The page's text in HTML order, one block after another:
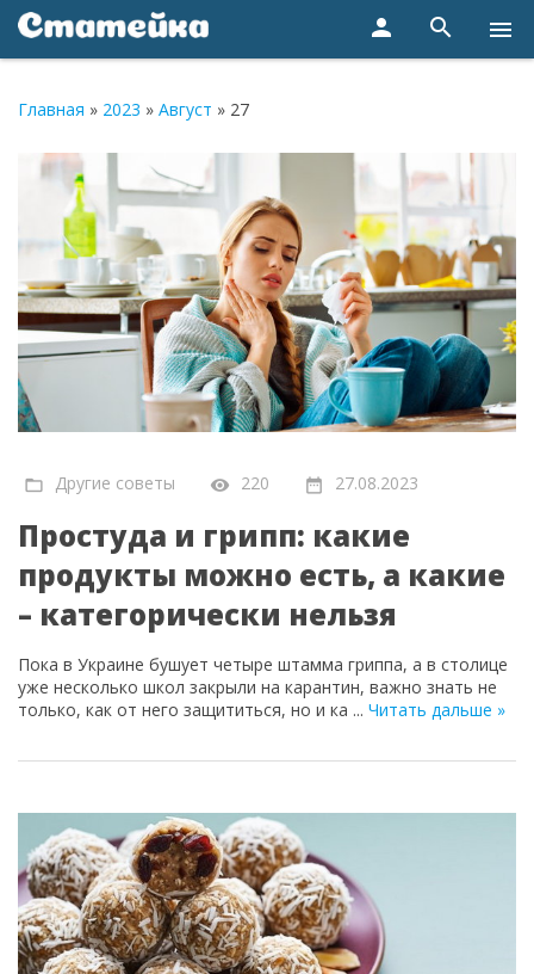
person search menu
Главная » 2023 » Август » 27
Другие советы 220 27.08.2023
Простуда и грипп: какие
продукты можно есть, а какие
– категорически нельзя
Пока в Украине бушует четыре штамма гриппа, а в столице
уже несколько школ закрыли на карантин, важно знать не
только, как от него защититься, но и ка ... Читать дальше »